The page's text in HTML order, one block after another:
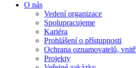
O nás
Vedení organizace
Spolupracujeme
Kariéra
Prohlášení o přístupnosti
Ochrana oznamovatelů,
Projekty